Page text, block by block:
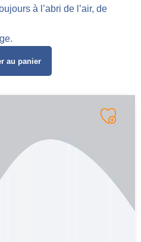
à l’abri de l’air, de
au panier